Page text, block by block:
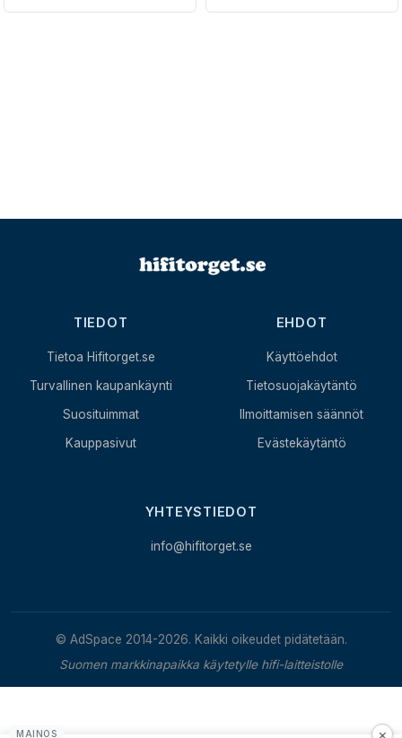
TIEDOT
Tietoa Hifitorget.se
Turvallinen kaupankäynti
Suosituimmat
Kauppasivut
EHDOT
Käyttöehdot
Tietosuojakäytäntö
Ilmoittamisen säännöt
Evästekäytäntö
YHTEYSTIEDOT
info@hifitorget.se
© AdSpace 2014-2026. Kaikki oikeudet pidätetään.
Suomen markkinapaikka käytetylle hifi-laitteistolle
×